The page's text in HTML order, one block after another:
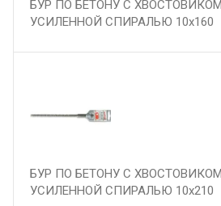
БУР ПО БЕТОНУ С ХВОСТОВИКОМ
УСИЛЕННОЙ СПИРАЛЬЮ 10х160
БУР ПО БЕТОНУ С ХВОСТОВИКОМ
УСИЛЕННОЙ СПИРАЛЬЮ 10х210